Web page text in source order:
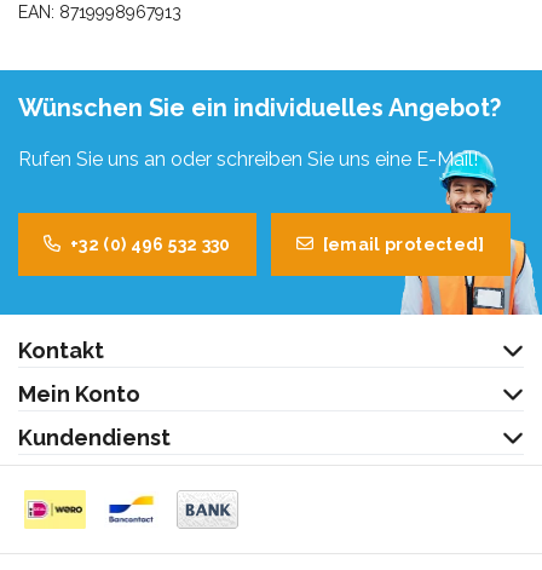
EAN: 8719998967913
Wünschen Sie ein individuelles Angebot?
Rufen Sie uns an oder schreiben Sie uns eine E-Mail!
+32 (0) 496 532 330 [email protected]
Kontakt
Mein Konto
Kundendienst